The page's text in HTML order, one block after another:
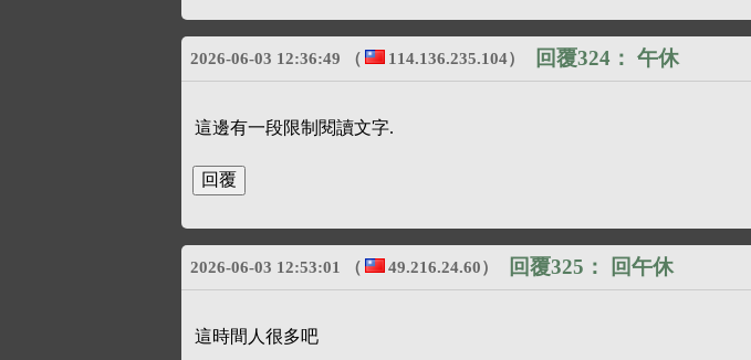
回覆324： 午休
2026-06-03 12:36:49 （ 114.136.235.104）
這邊有一段限制閱讀文字.
回覆325： 回午休
2026-06-03 12:53:01 （ 49.216.24.60）
這時間人很多吧